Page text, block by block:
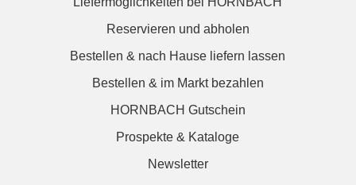
Reservieren und abholen
Bestellen & nach Hause liefern lassen
Bestellen & im Markt bezahlen
HORNBACH Gutschein
Prospekte & Kataloge
Newsletter